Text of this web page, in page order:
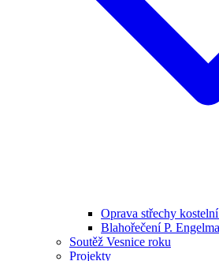
Oprava střechy
Blahořečení P.
Soutěž Vesnice roku
Projekty